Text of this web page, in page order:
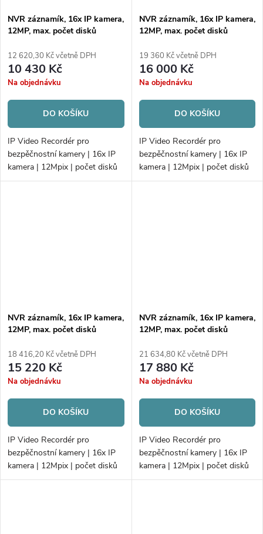
NVR záznamík, 16x IP kamera,
12MP, max. počet disků
12 620,30 Kč včetně DPH
10 430 Kč
Na objednávku
DO KOŠÍKU
IP Video Recordér pro
bezpěčnostní kamery | 16x IP
kamera | 12Mpix | počet disků
2xHDD | 160Mb/256Mb
NVR záznamík, 16x IP kamera,
12MP, max. počet disků
19 360 Kč včetně DPH
16 000 Kč
Na objednávku
DO KOŠÍKU
IP Video Recordér pro
bezpěčnostní kamery | 16x IP
kamera | 12Mpix | počet disků
2xHDD | 160Mb/256Mb
NVR záznamík, 16x IP kamera,
12MP, max. počet disků
18 416,20 Kč včetně DPH
15 220 Kč
Na objednávku
DO KOŠÍKU
IP Video Recordér pro
bezpěčnostní kamery | 16x IP
kamera | 12Mpix | počet disků
2xHDD | 160 Mbps/256 Mbps |
NVR záznamík, 16x IP kamera,
12MP, max. počet disků
21 634,80 Kč včetně DPH
17 880 Kč
Na objednávku
DO KOŠÍKU
IP Video Recordér pro
bezpěčnostní kamery | 16x IP
kamera | 12Mpix | počet disků
4xHDD | 160Mb/256Mb